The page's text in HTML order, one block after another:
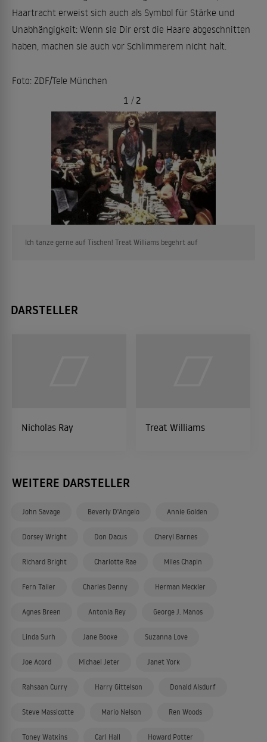
Haartracht erweist sich auch als Symbol für Stärke und
Unabhängigkeit: Wenn sie Dir erst die Haare abgeschnitten
haben, machen sie auch vor Schlimmerem nicht halt.
Foto: ZDF/Tele München
Ich tanze gerne auf Tischen! Treat Williams begehrt auf
1 / 2
DARSTELLER
Nicholas Ray Treat Williams
WEITERE DARSTELLER
John Savage Beverly D'Angelo Annie Golden
Dorsey Wright Don Dacus Cheryl Barnes
Richard Bright Charlotte Rae Miles Chapin
Fern Tailer Charles Denny Herman Meckler
Agnes Breen Antonia Rey George J. Manos
Linda Surh Jane Booke Suzanna Love
Joe Acord Michael Jeter Janet York
Rahsaan Curry Harry Gittelson Donald Alsdurf
Steve Massicotte Mario Nelson Ren Woods
Toney Watkins Carl Hall Howard Potter